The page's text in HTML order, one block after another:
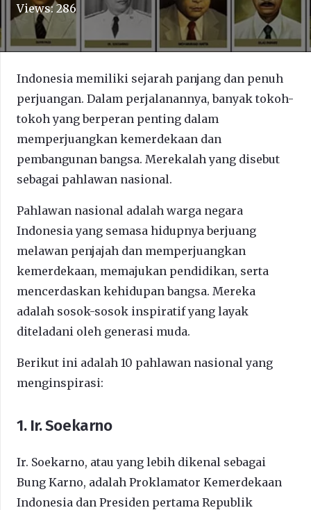
Views:286
Indonesia memiliki sejarah panjang dan penuh
perjuangan. Dalam perjalanannya, banyak tokoh-
tokoh yang berperan penting dalam
memperjuangkan kemerdekaan dan
pembangunan bangsa. Merekalah yang disebut
sebagai pahlawan nasional.
Pahlawan nasional adalah warga negara
Indonesia yang semasa hidupnya berjuang
melawan penjajah dan memperjuangkan
kemerdekaan, memajukan pendidikan, serta
mencerdaskan kehidupan bangsa. Mereka
adalah sosok-sosok inspiratif yang layak
diteladani oleh generasi muda.
Berikut ini adalah 10 pahlawan nasional yang
menginspirasi:
1. Ir. Soekarno
Ir. Soekarno, atau yang lebih dikenal sebagai
Bung Karno, adalah Proklamator Kemerdekaan
Indonesia dan Presiden pertama Republik